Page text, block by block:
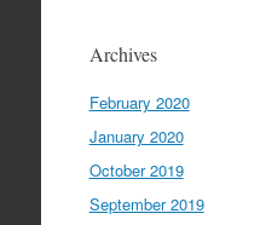
Archives
February 2020
January 2020
October 2019
September 2019